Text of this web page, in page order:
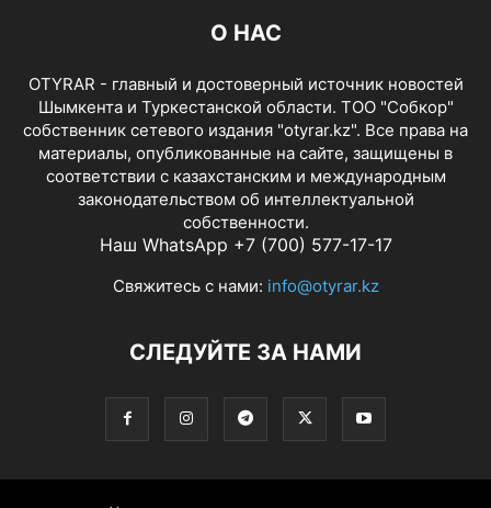
О НАС
OTYRAR - главный и достоверный источник новостей
Шымкента и Туркестанской области. ТОО "Собкор"
собственник сетевого издания "otyrar.kz". Все права на
материалы, опубликованные на сайте, защищены в
соответствии с казахстанским и международным
законодательством об интеллектуальной
собственности.
Наш WhatsApp +7 (700) 577-17-17
Свяжитесь с нами: info@otyrar.kz
СЛЕДУЙТЕ ЗА НАМИ